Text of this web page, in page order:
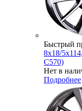
Быстрый
8x18/
C570)
Нет в
Подробнее